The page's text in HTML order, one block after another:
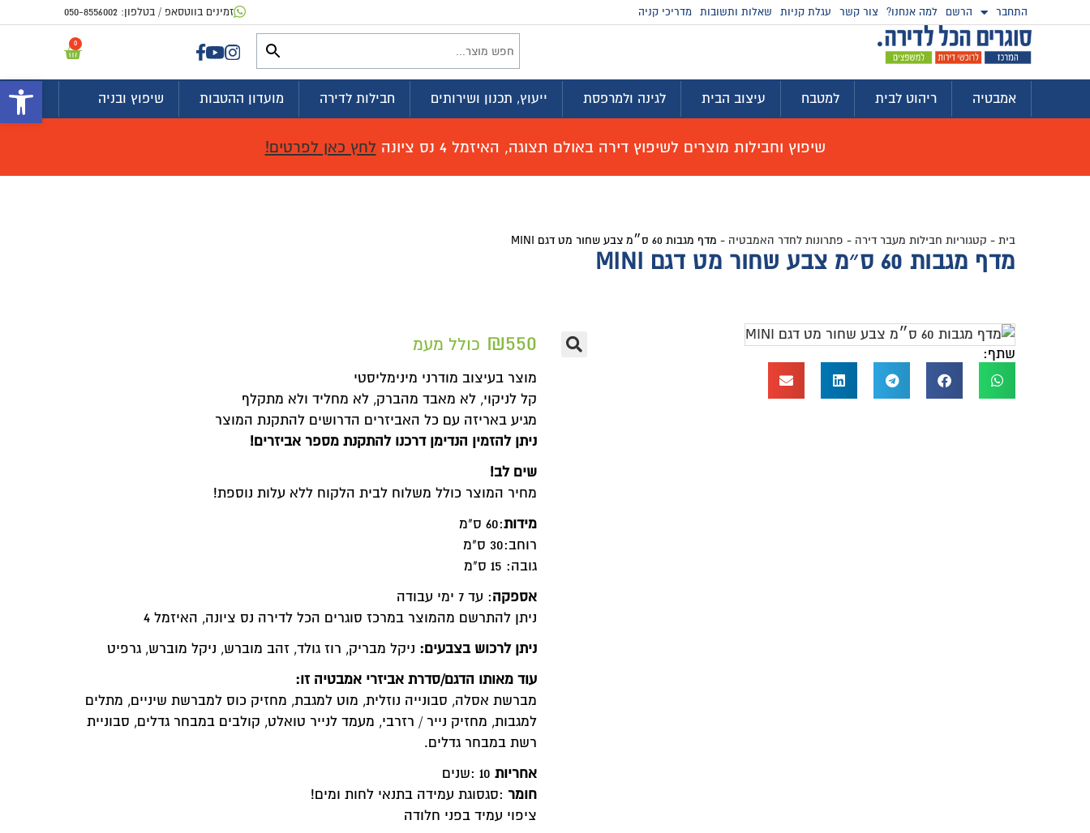
התחבר הרשם למה אנחנו? צור קשר עגלת קניות שאלות ותשובות מדריכי קניה זמינים בווטסאפ / בטלפון: 050-8556002
0
אמבטיה ריהוט לבית למטבח עיצוב הבית לגינה ולמרפסת ייעוץ, תכנון ושירותים חבילות לדירה מועדון ההטבות שיפוץ ובניה
שיפוץ וחבילות מוצרים לשיפוץ דירה באולם תצוגה, האיזמל 4 נס ציונה לחץ כאן לפרטים!
בית - קטגוריות חבילות מעבר דירה - פתרונות לחדר האמבטיה - מדף מגבות 60 ס״מ צבע שחור מט דגם MINI
מדף מגבות 60 ס״מ צבע שחור מט דגם MINI
שתף: ₪550 כולל מעמ
מוצר בעיצוב מודרני מינימליסטי
קל לניקוי, לא מאבד מהברק, לא מחליד ולא מתקלף
מגיע באריזה עם כל האביזרים הדרושים להתקנת המוצר
ניתן להזמין הנדימן דרכנו להתקנת מספר אביזרים!
שים לב!
מחיר המוצר כולל משלוח לבית הלקוח ללא עלות נוספת!
מידות:60 ס"מ
רוחב:30 ס"מ
גובה: 15 ס"מ
אספקה: עד 7 ימי עבודה
ניתן להתרשם מהמוצר במרכז סוגרים הכל לדירה נס ציונה, האיזמל 4
ניתן לרכוש בצבעים: ניקל מבריק, רוז גולד, זהב מוברש, ניקל מוברש, גרפיט
עוד מאותו הדגם/סדרת אביזרי אמבטיה זו:
מברשת אסלה, סבונייה נוזלית, מוט למגבת, מחזיק כוס למברשת שיניים, מתלים
למגבות, מחזיק נייר / רזרבי, מעמד לנייר טואלט, קולבים במבחר גדלים, סבוניית
רשת במבחר גדלים.
אחריות : 10שנים
חומר :סגסוגת עמידה בתנאי לחות ומים!
ציפוי עמיד בפני חלודה